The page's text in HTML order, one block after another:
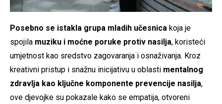
Posebno se istakla grupa mladih učesnica koja je
spojila muziku i moćne poruke protiv nasilja, koristeći
umjetnost kao sredstvo zagovaranja i osnaživanja. Kroz
kreativni pristup i snažnu inicijativu u oblasti mentalnog
zdravlja kao ključne komponente prevencije nasilja,
ove djevojke su pokazale kako se empatija, otvoreni